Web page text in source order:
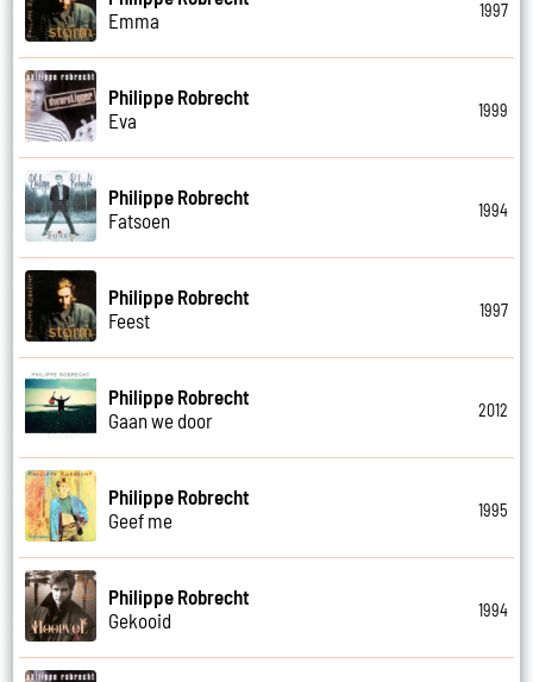
Emma
1997
Philippe Robrecht
Eva
1999
Philippe Robrecht
Fatsoen
1994
Philippe Robrecht
Feest
1997
Philippe Robrecht
Gaan we door
2012
Philippe Robrecht
Geef me
1995
Philippe Robrecht
Gekooid
1994